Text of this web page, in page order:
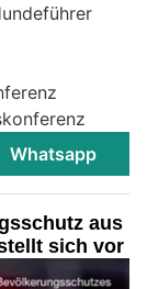
Whatsapp
aus
sich vor